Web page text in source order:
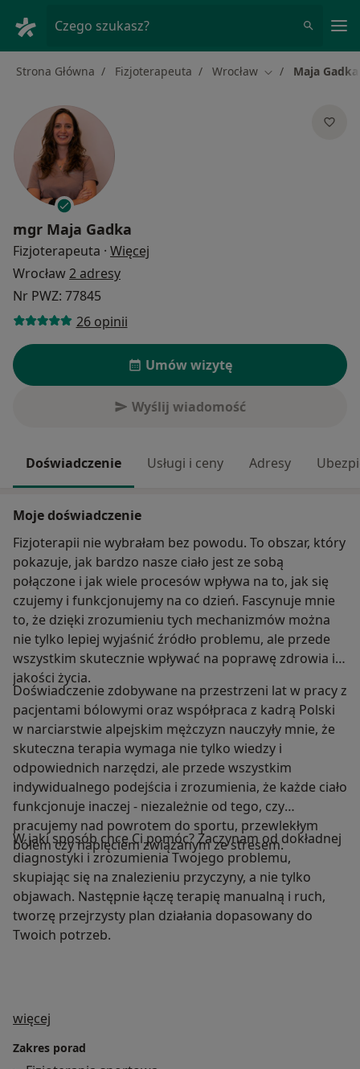
Czego szukasz?
Strona Główna Fizjoterapeuta Wrocław Zmień miasto
Maja Gadka
mgr Maja Gadka
Fizjoterapeuta · Więcej
Wrocław2 adresy
Nr PWZ: 77845
26 opinii
Umów wizytę
Wyślij wiadomość
Doświadczenie Usługi i ceny Adresy
Moje doświadczenie
Fizjoterapii nie wybrałam bez powodu. To obszar, który
pokazuje, jak bardzo nasze ciało jest ze sobą
połączone i jak wiele procesów wpływa na to, jak się
czujemy i funkcjonujemy na co dzień. Fascynuje mnie
to, że dzięki zrozumieniu tych mechanizmów można
nie tylko lepiej wyjaśnić źródło problemu, ale przede
wszystkim skutecznie wpływać na poprawę zdrowia i
jakości życia.
Doświadczenie zdobywane na przestrzeni lat w pracy z
pacjentami bólowymi oraz współpraca z kadrą Polski
w narciarstwie alpejskim mężczyzn nauczyły mnie, że
skuteczna terapia wymaga nie tylko wiedzy i
odpowiednich narzędzi, ale przede wszystkim
indywidualnego podejścia i zrozumienia, że każde ciało
funkcjonuje inaczej - niezależnie od tego, czy
pracujemy nad powrotem do sportu, przewlekłym
bólem czy napięciem związanym ze stresem.
W jaki sposób chce Ci pomóc? Zaczynam od dokładnej
diagnostyki i zrozumienia Twojego problemu,
skupiając się na znalezieniu przyczyny, a nie tylko
objawach. Następnie łączę terapię manualną i ruch,
tworzę przejrzysty plan działania dopasowany do
Twoich potrzeb.
więcej
Zakres porad